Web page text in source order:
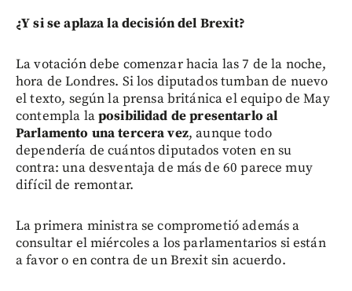
¿Y si se aplaza la decisión del Brexit?
La votación debe comenzar hacia las 7 de la noche,
hora de Londres. Si los diputados tumban de nuevo
el texto, según la prensa británica el equipo de May
contempla laposibilidad de presentarlo al
Parlamento una tercera vez, aunque todo
dependería de cuántos diputados voten en su
contra: una desventaja de más de 60 parece muy
difícil de remontar.
La primera ministra se comprometió además a
consultar el miércoles a los parlamentarios si están
a favor o en contra de un Brexit sin acuerdo.